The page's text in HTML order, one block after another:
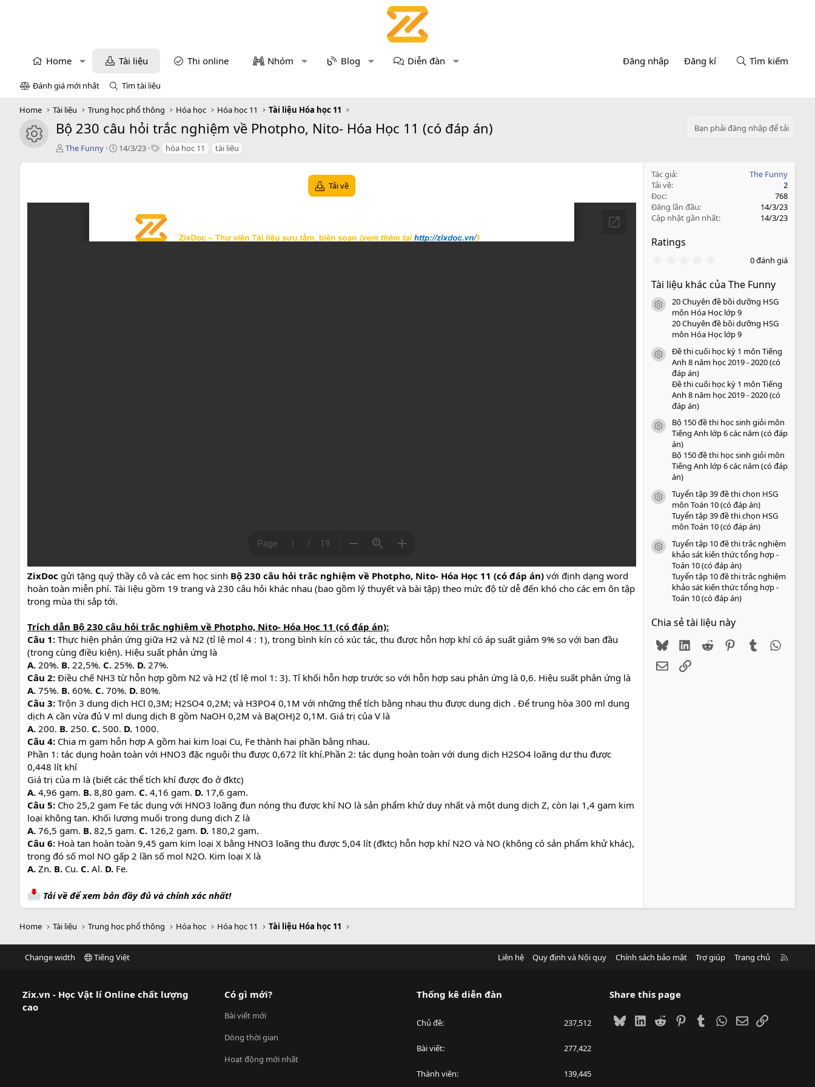
Home Tài liệu Thi online Nhóm Blog Diễn đàn Đăng nhập Đăng kí Tìm kiếm
Đánh giá mới nhất Tìm tài liệu
Home Tài liệu Trung học phổ thông Hóa học Hóa học 11 Tài liệu Hóa học 11
icon tài liệu
Bộ 230 câu hỏi trắc nghiệm về Photpho, Nito- Hóa Học 11 (có đáp án)
Bạn phải đăng nhập để tải
T
ả
The Funny
C14/3/23
T hóa học 11 tài liệu
Tải về
ZixDoc gửi tặng quý thầy cô và các em học sinh Bộ 230 câu hỏi trắc nghiệm về Photpho, Nito- Hóa Học 11 (có đáp án) với định dạng word
hoàn toàn miễn phí. Tài liệu gồm 19 trang và 230 câu hỏi khác nhau (bao gồm lý thuyết và bài tập) theo mức độ từ dễ đến khó cho các em ôn tập
trong mùa thi sắp tới.
Trích dẫn Bộ 230 câu hỏi trắc nghiệm về Photpho, Nito- Hóa Học 11 (có đáp án):
Câu 1: Thực hiện phản ứng giữa H2 và N2 (tỉ lệ mol 4 : 1), trong bình kín có xúc tác, thu được hỗn hợp khí có áp suất giảm 9% so với ban đầu
(trong cùng điều kiện). Hiệu suất phản ứng là
A. 20%. B. 22,5%. C. 25%. D. 27%.
Câu 2: Điều chế NH3 từ hỗn hợp gồm N2 và H2 (tỉ lệ mol 1: 3). Tỉ khối hỗn hợp trước so với hỗn hợp sau phản ứng là 0,6. Hiệu suất phản ứng là
A. 75%. B. 60%. C. 70%. D. 80%.
Câu 3: Trộn 3 dung dịch HCl 0,3M; H2SO4 0,2M; và H3PO4 0,1M với những thể tích bằng nhau thu được dung dịch . Để trung hòa 300 ml dung
dịch A cần vừa đủ V ml dung dịch B gồm NaOH 0,2M và Ba(OH)2 0,1M. Giá trị của V là
A. 200. B. 250. C. 500. D. 1000.
Câu 4: Chia m gam hỗn hợp A gồm hai kim loại Cu, Fe thành hai phần bằng nhau.
Phần 1: tác dụng hoàn toàn với HNO3 đặc nguội thu được 0,672 lít khí.Phần 2: tác dụng hoàn toàn với dung dịch H2SO4 loãng dư thu được
0,448 lít khí
Giá trị của m là (biết các thể tích khí được đo ở đktc)
A. 4,96 gam. B. 8,80 gam. C. 4,16 gam. D. 17,6 gam.
Câu 5: Cho 25,2 gam Fe tác dụng với HNO3 loãng đun nóng thu được khí NO là sản phẩm khử duy nhất và một dung dịch Z, còn lại 1,4 gam kim
loại không tan. Khối lượng muối trong dung dịch Z là
A. 76,5 gam. B. 82,5 gam. C. 126,2 gam. D. 180,2 gam.
Câu 6: Hoà tan hoàn toàn 9,45 gam kim loại X bằng HNO3 loãng thu được 5,04 lít (đktc) hỗn hợp khí N2O và NO (không có sản phẩm khử khác),
trong đó số mol NO gấp 2 lần số mol N2O. Kim loại X là
A. Zn. B. Cu. C. Al. D. Fe.
Tải về để xem bản đầy đủ và chính xác nhất!
Tác giả
The Funny
Tải về
2
Đọc
768
Đăng lần đầu
14/3/23
Cập nhật gần nhất
14/3/23
Ratings
0
0
s
a
o
0 đánh giá
Tài liệu khác của The Funny
icon tài liệu
20 Chuyên đề bồi dưỡng HSG
môn Hóa Học lớp 9
20 Chuyên đề bồi dưỡng HSG
môn Hóa Học lớp 9
icon tài liệu
Đề thi cuối học kỳ 1 môn Tiếng
Anh 8 năm học 2019 - 2020 (có
đáp án)
Đề thi cuối học kỳ 1 môn Tiếng
Anh 8 năm học 2019 - 2020 (có
đáp án)
icon tài liệu
Bộ 150 đề thi học sinh giỏi môn
Tiếng Anh lớp 6 các năm (có đáp
án)
Bộ 150 đề thi học sinh giỏi môn
Tiếng Anh lớp 6 các năm (có đáp
án)
icon tài liệu
Tuyển tập 39 đề thi chọn HSG
môn Toán 10 (có đáp án)
Tuyển tập 39 đề thi chọn HSG
môn Toán 10 (có đáp án)
icon tài liệu
Tuyển tập 10 đề thi trắc nghiệm
khảo sát kiến thức tổng hợp -
Toán 10 (có đáp án)
Tuyển tập 10 đề thi trắc nghiệm
khảo sát kiến thức tổng hợp -
Toán 10 (có đáp án)
Chia sẻ tài liệu này
BlueskyLinkedIn
Reddit PinterestTumblr
EmailLink
Home Tài liệu Trung học phổ thông Hóa học Hóa học 11 Tài liệu Hóa học 11
Change width Tiếng Việt Liên hệ Quy định và Nội quy Chính sách bảo mật Trợ giúp Trang chủ
Zix.vn - Học Vật lí Online chất lượng
cao
Có gì mới?
Bài viết mới
Dòng thời gian
Hoạt động mới nhất
Thống kê diễn đàn
Chủ đề 237,512
Bài viết 277,422
Thành viên 139,445
Share this page
BlueskyLinkedIn
Reddit PinterestTumblrWhatsApp
EmailLink